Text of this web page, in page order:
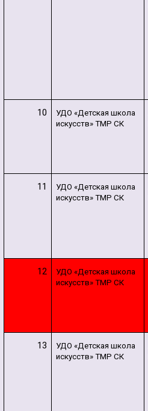
10
УДО «Детская школа
искусств» ТМР СК
11
УДО «Детская школа
искусств» ТМР СК
12
УДО «Детская школа
искусств» ТМР СК
13
УДО «Детская школа
искусств» ТМР СК